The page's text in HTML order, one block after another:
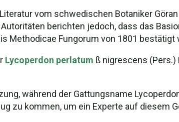
vom schwedischen Botaniker
berichten jedoch, dass das
Methodicae Fungorum von 1801 bestätigt
Lycoperdon perlatum ß nigrescens (Pers.)
während der Gattungsname
zu kommen, um ein Experte auf diesem